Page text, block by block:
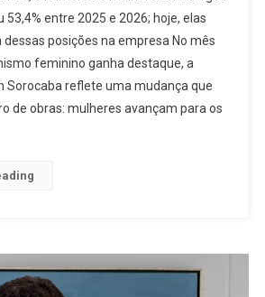
entre 2025 e 2026; hoje, elas
posições na empresa No mês
feminino ganha destaque, a
Sorocaba reflete uma mudança que
de obras: mulheres avançam para os